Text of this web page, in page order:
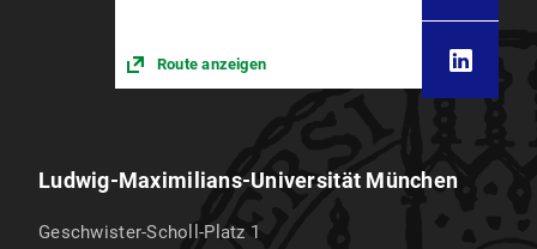
Route anzeigen
Ludwig-Maximilians-Universität München
Geschwister-Scholl-Platz 1